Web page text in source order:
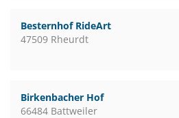
Besternhof RideArt
47509 Rheurdt
Birkenbacher Hof
66484 Battweiler